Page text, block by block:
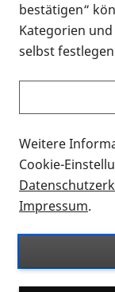
Alle
Formaten an
Sie möchten
suchen und
können?
Thema
für blinde und
Auf dieser
Ort. Nutzen Sie
nach Flyern
suchen. Die
bestätigen“
Kategorien
selbst
Weitere
Cookie-
Impressum.